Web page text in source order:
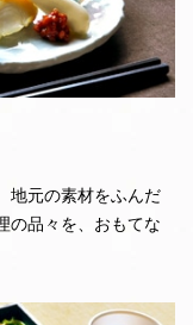
地元の素材をふんだ
の品々を、おもてな